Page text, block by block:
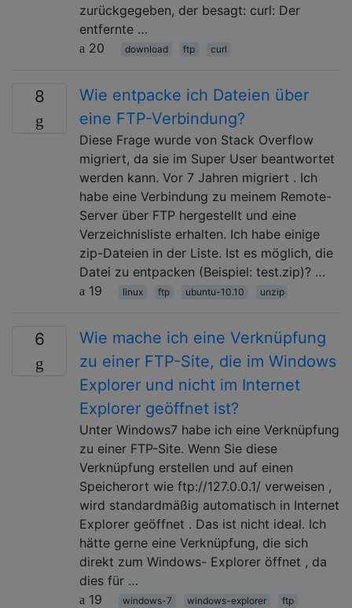
zurückgegeben, der besagt: curl: Der
entfernte …
20
download ftp curl
8
Wie entpacke ich Dateien über
eine FTP-Verbindung?
Diese Frage wurde von Stack Overflow
migriert, da sie im Super User beantwortet
werden kann. Vor 7 Jahren migriert . Ich
habe eine Verbindung zu meinem Remote-
Server über FTP hergestellt und eine
Verzeichnisliste erhalten. Ich habe einige
zip-Dateien in der Liste. Ist es möglich, die
Datei zu entpacken (Beispiel: test.zip)? …
19
linux ftp ubuntu-10.10 unzip
6
Wie mache ich eine Verknüpfung
zu einer FTP-Site, die im Windows
Explorer und nicht im Internet
Explorer geöffnet ist?
Unter Windows7 habe ich eine Verknüpfung
zu einer FTP-Site. Wenn Sie diese
Verknüpfung erstellen und auf einen
Speicherort wie ftp://127.0.0.1/ verweisen ,
wird standardmäßig automatisch in Internet
Explorer geöffnet . Das ist nicht ideal. Ich
hätte gerne eine Verknüpfung, die sich
direkt zum Windows- Explorer öffnet , da
dies für …
19
windows-7 windows-explorer
ftp